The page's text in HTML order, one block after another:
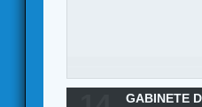
GABINETE